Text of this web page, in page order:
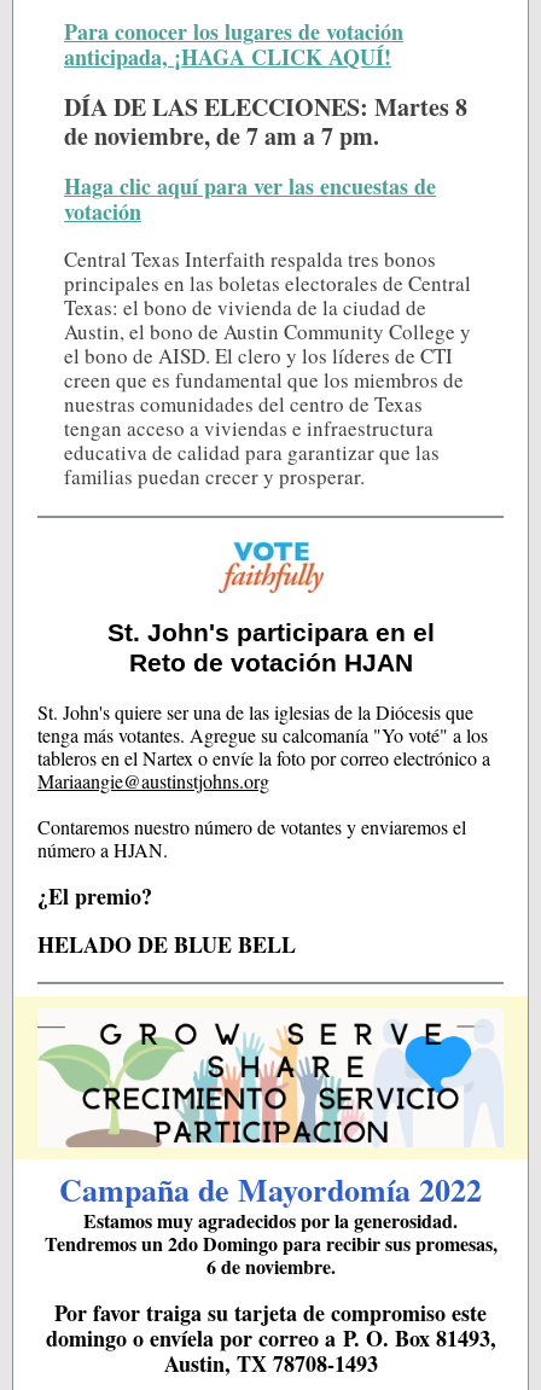
Para conocer los lugares de votación
anticipada, ¡HAGA CLICK AQUÍ!
DÍA DE LAS ELECCIONES: Martes 8
de noviembre, de 7 am a 7 pm.
Haga clic aquí para ver las encuestas de
votación
Central Texas Interfaith respalda tres bonos
principales en las boletas electorales de Central
Texas: el bono de vivienda de la ciudad de
Austin, el bono de Austin Community College y
el bono de AISD. El clero y los líderes de CTI
creen que es fundamental que los miembros de
nuestras comunidades del centro de Texas
tengan acceso a viviendas e infraestructura
educativa de calidad para garantizar que las
familias puedan crecer y prosperar.
St. John's participara en el
Reto de votación HJAN
St. John's quiere ser una de las iglesias de la Diócesis que
tenga más votantes. Agregue su calcomanía "Yo voté" a los
tableros en el Nartex o envíe la foto por correo electrónico a
Mariaangie@austinstjohns.org
Contaremos nuestro número de votantes y enviaremos el
número a HJAN.
¿El premio?
HELADO DE BLUE BELL
Campaña de Mayordo mía 2022
Estamos muy agradecidos por la generosidad.
Tendremos un 2do Domingo para recibir sus promesas,
6 de noviembre.
Por favor traiga su tarjeta de compromiso este
domingo o envíela por correo a P. O. Box 81493,
Austin, TX 78708-1493